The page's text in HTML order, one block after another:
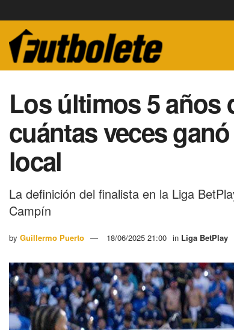
Los últimos 5 años
cuántas veces
local
La definición del finalista en la Liga
Campín
by Guillermo Puerto 18/06/2025 21:00 in Liga BetPlay